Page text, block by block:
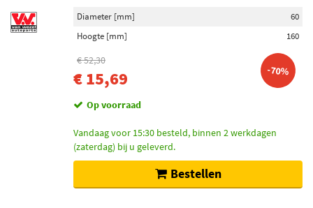
Diameter [mm]
60
Hoogte [mm]
160
€ 52,30
€ 15,69 -70%
Op voorraad
Vandaag voor 15:30 besteld, binnen 2 werkdagen
(zaterdag) bij u geleverd.
Bestellen